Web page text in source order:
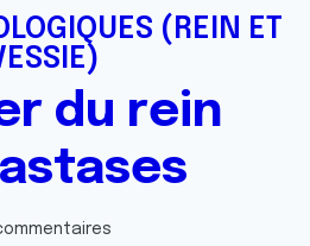
(REIN ET
du rein